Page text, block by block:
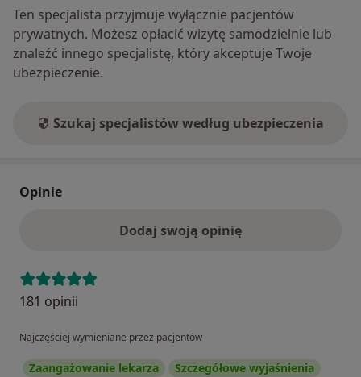
Ten specjalista przyjmuje wyłącznie pacjentów
prywatnych. Możesz opłacić wizytę samodzielnie lub
znaleźć innego specjalistę, który akceptuje Twoje
ubezpieczenie.
Szukaj specjalistów według ubezpieczenia
Opinie
Dodaj swoją opinię
181 opinii
Najczęściej wymieniane przez pacjentów
Zaangażowanie lekarza
Szczegółowe wyjaśnienia